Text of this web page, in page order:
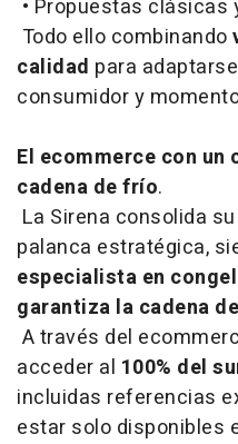
• Propuestas clásicas
Todo ello combinando
calidad para
consumidor y
El ecommerce con
cadena de frío.
La Sirena consolida
palanca estratégica,
especialista en
garantiza la cadena
A través del
acceder al 100% del
incluidas referencias
estar solo disponibles